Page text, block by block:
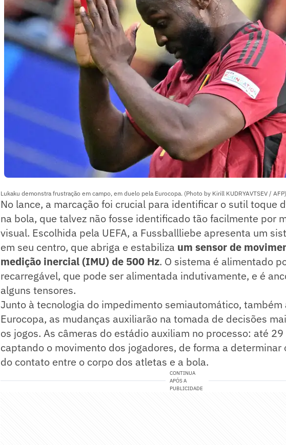
Lukaku demonstra frustração em campo, em duelo pela Eurocopa. (Photo by Kirill KUDRYAVTSEV / AFP)
No lance, a marcação foi crucial para identificar o sutil toque
na bola, que talvez não fosse identificado tão facilmente por
visual. Escolhida pela UEFA, a Fussballliebe apresenta um
em seu centro, que abriga e estabiliza um sensor de
medição inercial (IMU) de 500 Hz. O sistema é alimentado
recarregável, que pode ser alimentada indutivamente, e é
alguns tensores.
Junto à tecnologia do impedimento semiautomático, também
Eurocopa, as mudanças auxiliarão na tomada de decisões
os jogos. As câmeras do estádio auxiliam no processo: até
captando o movimento dos jogadores, de forma a determinar
do contato entre o corpo dos atletas e a bola.
CONTINUA
APÓS A
PUBLICIDADE